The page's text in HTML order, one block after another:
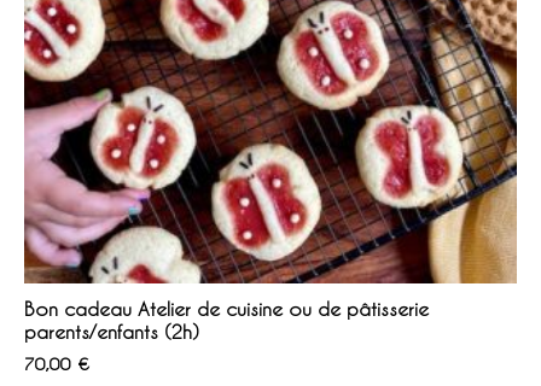
Bon cadeau Atelier de cuisine ou de pâtisserie
parents/enfants (2h)
70,00 €